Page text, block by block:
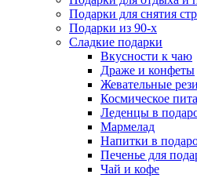
Подарки для снятия
Подарки из 90-х
Сладкие подарки
Вкусности к чаю
Драже и конфеты
Жевательные
Космическое
Леденцы в
Мармелад
Напитки в
Печенье для
Чай и кофе